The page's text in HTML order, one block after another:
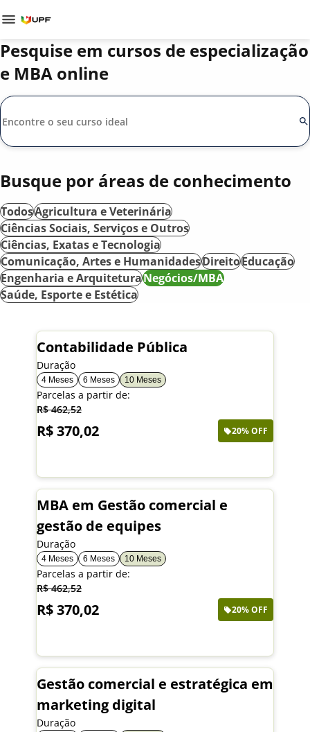
Pesquise em cursos de especialização
e MBA online
Busque por áreas de conhecimento
TodosAgricultura e Veterinária
Ciências Sociais, Serviços e Outros
Ciências, Exatas e Tecnologia
Comunicação, Artes e HumanidadesDireitoEducação
Engenharia e ArquiteturaNegócios/MBA
Saúde, Esporte e Estética
Contabilidade Pública
Duração
4 Meses 6 Meses 10 Meses
Parcelas a partir de:
R$ 462,52
R$ 370,02 20% OFF
MBA em Gestão comercial e
gestão de equipes
Duração
4 Meses 6 Meses 10 Meses
Parcelas a partir de:
R$ 462,52
R$ 370,02 20% OFF
Gestão comercial e estratégica em
marketing digital
Duração